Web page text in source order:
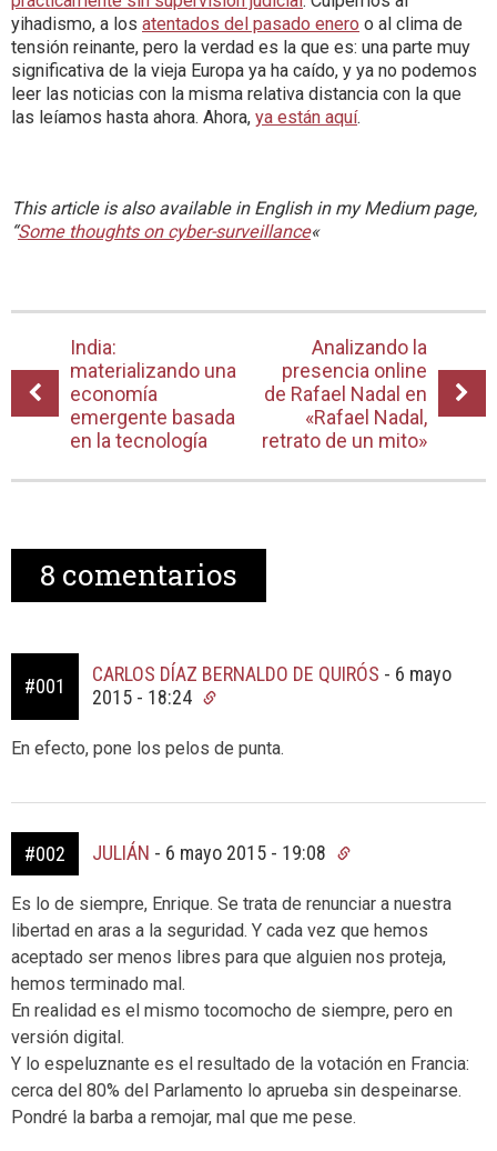
yihadismo, a los atentados del pasado enero o al clima de
tensión reinante, pero la verdad es la que es: una parte muy
significativa de la vieja Europa ya ha caído, y ya no podemos
leer las noticias con la misma relativa distancia con la que
las leíamos hasta ahora. Ahora, ya están aquí.
This article is also available in English in my Medium page,
“Some thoughts on cyber-surveillance«
India:
materializando una
economía
emergente basada
en la tecnología
Analizando la
presencia online
de Rafael Nadal en
«Rafael Nadal,
retrato de un mito»
8 comentarios
#001
CARLOS DÍAZ BERNALDO DE QUIRÓS - 6 mayo
2015 - 18:24
En efecto, pone los pelos de punta.
#002 JULIÁN - 6 mayo 2015 - 19:08
Es lo de siempre, Enrique. Se trata de renunciar a nuestra
libertad en aras a la seguridad. Y cada vez que hemos
aceptado ser menos libres para que alguien nos proteja,
hemos terminado mal.
En realidad es el mismo tocomocho de siempre, pero en
versión digital.
Y lo espeluznante es el resultado de la votación en Francia:
cerca del 80% del Parlamento lo aprueba sin despeinarse.
Pondré la barba a remojar, mal que me pese.